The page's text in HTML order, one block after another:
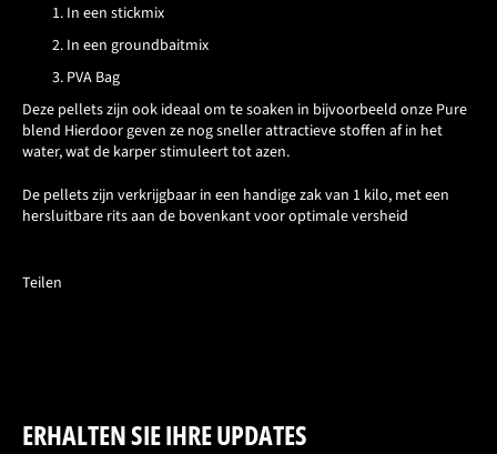
In een stickmix
In een groundbaitmix
PVA Bag
Deze pellets zijn ook ideaal om te soaken in bijvoorbeeld onze Pure
blend Hierdoor geven ze nog sneller attractieve stoffen af in het
water, wat de karper stimuleert tot azen.
De pellets zijn verkrijgbaar in een handige zak van 1 kilo, met een
hersluitbare rits aan de bovenkant voor optimale versheid
Teilen
ERHALTEN SIE IHRE UPDATES